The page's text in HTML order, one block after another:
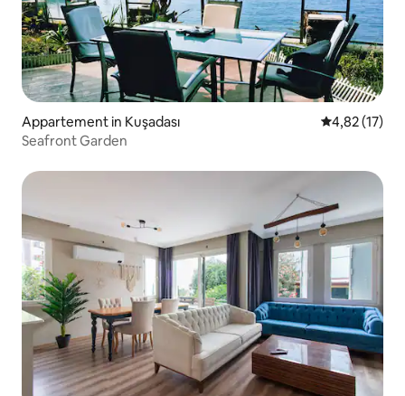
Appartement in Kuşadası Gemiddelde
4,82 (17)
Seafront Garden